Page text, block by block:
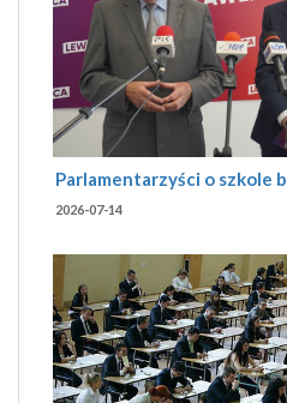
Parlamentarzyści o szkole
2026-07-14